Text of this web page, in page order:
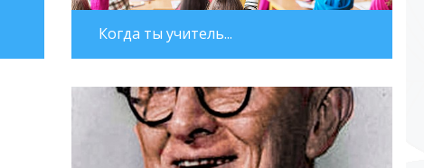
Когда ты учитель...